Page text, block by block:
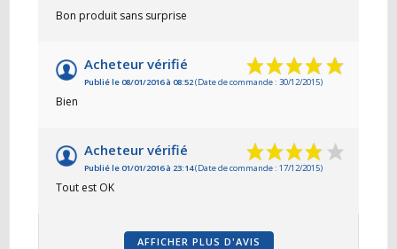
Bon produit sans surprise
Acheteur vérifié
Publié le 08/01/2016 à 08:52(Date de commande : 30/12/2015)
Bien
Acheteur vérifié
Publié le 01/01/2016 à 23:14(Date de commande : 17/12/2015)
Tout est OK
AFFICHER PLUS D'AVIS